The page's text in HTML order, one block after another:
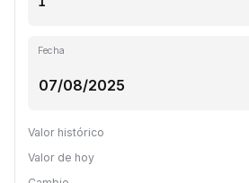
Fecha
Valor histórico
Valor de hoy